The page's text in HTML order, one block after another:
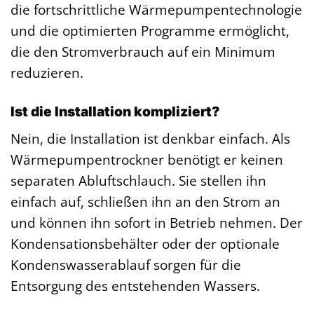
die fortschrittliche Wärmepumpentechnologie
und die optimierten Programme ermöglicht,
die den Stromverbrauch auf ein Minimum
reduzieren.
Ist die Installation kompliziert?
Nein, die Installation ist denkbar einfach. Als
Wärmepumpentrockner benötigt er keinen
separaten Abluftschlauch. Sie stellen ihn
einfach auf, schließen ihn an den Strom an
und können ihn sofort in Betrieb nehmen. Der
Kondensationsbehälter oder der optionale
Kondenswasserablauf sorgen für die
Entsorgung des entstehenden Wassers.